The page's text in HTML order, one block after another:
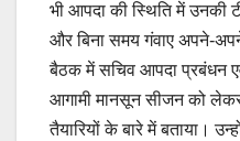
भी आपदा की स्थिति में उनकी
और बिना समय गंवाए अपने-अपने
बैठक में सचिव आपदा प्रबंधन
आगामी मानसून सीजन को
तैयारियों के बारे में बताया।